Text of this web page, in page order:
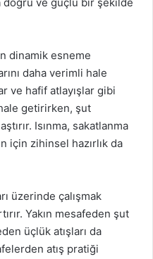
dinamik esneme
daha verimli hale
ve hafif atlayışlar gibi
getirirken, şut
Isınma, sakatlanma
için zihinsel hazırlık da
üzerinde çalışmak
Yakın mesafeden şut
üçlük atışları da
atış pratiği